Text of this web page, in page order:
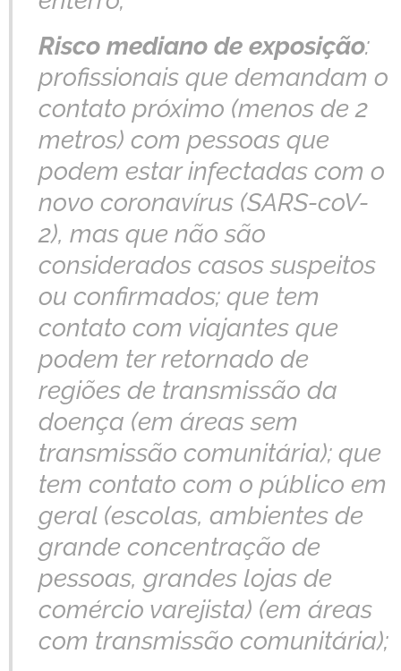
Risco mediano de exposição:
profissionais que demandam o
contato próximo (menos de 2
metros) com pessoas que
podem estar infectadas com o
novo coronavírus (SARS-coV-
2), mas que não são
considerados casos suspeitos
ou confirmados; que tem
contato com viajantes que
podem ter retornado de
regiões de transmissão da
doença (em áreas sem
transmissão comunitária); que
tem contato com o público em
geral (escolas, ambientes de
grande concentração de
pessoas, grandes lojas de
comércio varejista) (em áreas
com transmissão comunitária);